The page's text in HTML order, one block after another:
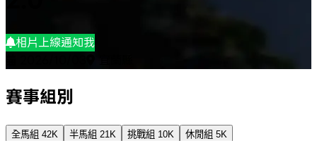
相片上線通知我
賽事組別
全馬組 42K 半馬組 21K 挑戰組 10K 休閒組 5K